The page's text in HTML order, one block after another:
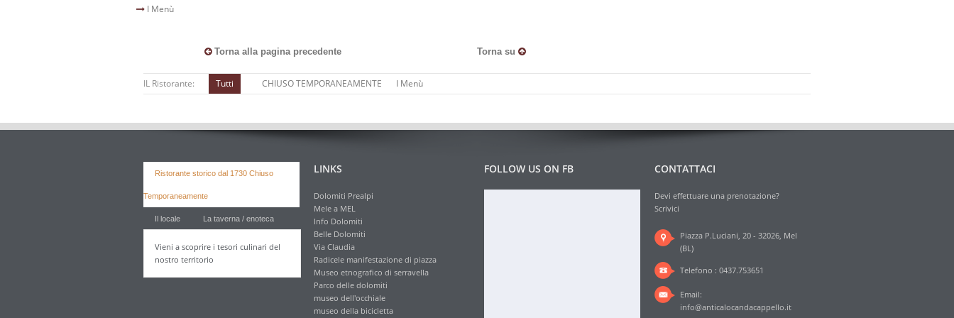
I Menù
Torna alla pagina precedente Torna su
IL Ristorante: Tutti CHIUSO TEMPORANEAMENTE I Menù
Ristorante storico dal 1730 Chiuso
Temporaneamente
Il locale La taverna / enoteca
Vieni a scoprire i tesori culinari del
nostro territorio
LINKS
Dolomiti Prealpi
Mele a MEL
Info Dolomiti
Belle Dolomiti
Via Claudia
Radicele manifestazione di piazza
Museo etnografico di serravella
Parco delle dolomiti
museo dell'occhiale
museo della bicicletta
FOLLOW US ON FB CONTATTACI
Devi effettuare una prenotazione?
Scrivici
Piazza P.Luciani, 20 - 32026, Mel
(BL)
Telefono : 0437.753651
Email:
info@anticalocandacappello.it